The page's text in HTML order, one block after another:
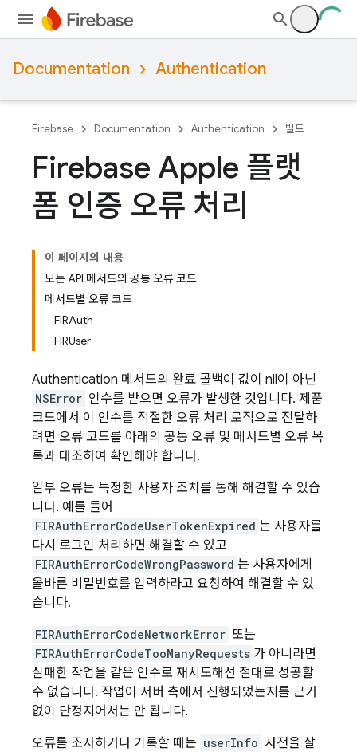
Documentation Authentication
Firebase Documentation Authentication 빌드
Firebase Apple 플랫
폼 인증 오류 처리
이 페이지의 내용
모든 API 메서드의 공통 오류 코드
메서드별 오류 코드
FIRAuth
FIRUser
Authentication 메서드의 완료 콜백이 값이 nil이 아닌
NSError 인수를 받으면 오류가 발생한 것입니다. 제품
코드에서 이 인수를 적절한 오류 처리 로직으로 전달하
려면 오류 코드를 아래의 공통 오류 및 메서드별 오류 목
록과 대조하여 확인해야 합니다.
일부 오류는 특정한 사용자 조치를 통해 해결할 수 있습
니다. 예를 들어
FIRAuthErrorCodeUserTokenExpired 는 사용자를
다시 로그인 처리하면 해결할 수 있고
FIRAuthErrorCodeWrongPassword 는 사용자에게
올바른 비밀번호를 입력하라고 요청하여 해결할 수 있
습니다.
FIRAuthErrorCodeNetworkError 또는
FIRAuthErrorCodeTooManyRequests 가 아니라면
실패한 작업을 같은 인수로 재시도해선 절대로 성공할
수 없습니다. 작업이 서버 측에서 진행되었는지를 근거
없이 단정지어서는 안 됩니다.
오류를 조사하거나 기록할 때는 userInfo 사전을 살